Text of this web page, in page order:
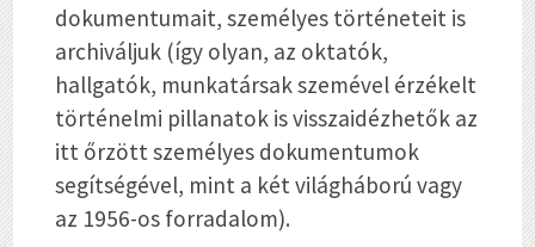
dokumentumait, személyes történeteit is
archiváljuk (így olyan, az oktatók,
hallgatók, munkatársak szemével érzékelt
történelmi pillanatok is visszaidézhetők az
itt őrzött személyes dokumentumok
segítségével, mint a két világháború vagy
az 1956-os forradalom).